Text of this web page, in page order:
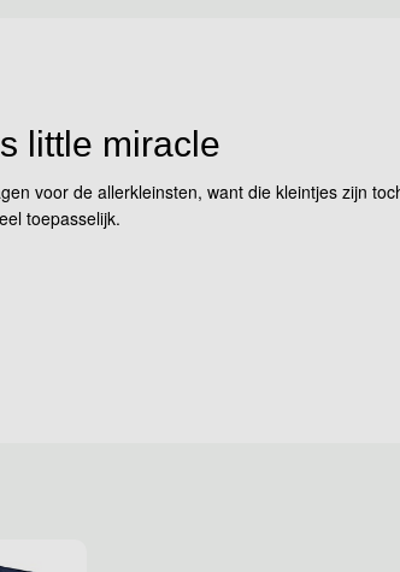
little miracle
voor de allerkleinsten, want die kleintjes zijn
toepasselijk.